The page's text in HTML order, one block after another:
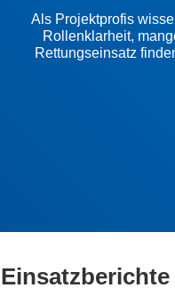
Als Projektprofis
Rollenklarheit,
Rettungseinsatz